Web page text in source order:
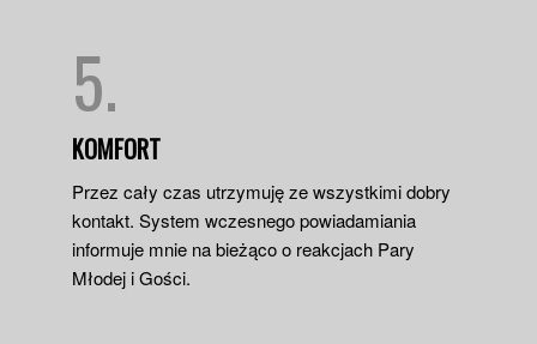
5.
KOMFORT
Przez cały czas utrzymuję ze wszystkimi dobry
kontakt. System wczesnego powiadamiania
informuje mnie na bieżąco o reakcjach Pary
Młodej i Gości.